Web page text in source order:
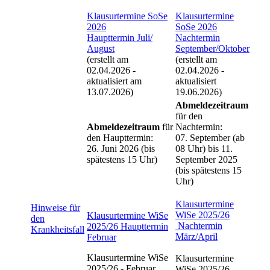
Hinweise für
den
Krankheitsfall
Klausurtermine SoSe
2026
Haupttermin Juli/
August
(erstellt am
02.04.2026 -
aktualisiert am
13.07.2026)
Klausurtermine
SoSe 2026
Nachtermin
September/Oktober
(erstellt am
02.04.2026 -
aktualisiert
19.06.2026)
Abmeldezeitraum für
den Haupttermin:
26. Juni 2026 (bis
spätestens 15 Uhr)
Abmeldezeitraum
für den
Nachtermin:
07. September (ab
08 Uhr) bis 11.
September 2025
(bis spätestens 15
Uhr)
Klausurtermine WiSe
2025/26 Haupttermin
Februar
Klausurtermine WiSe
Klausurtermine
WiSe 2025/26
Nachtermin
März/April
Klausurtermine